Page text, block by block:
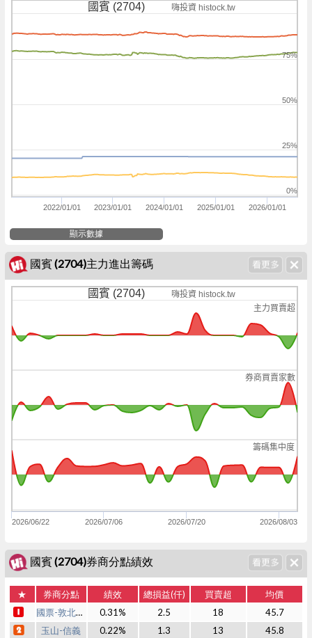
國賓 (2704) 嗨投資 histock.tw
2022/01/01 2023/01/01 2024/01/01 2025/01/01 2026/01/01
0%
25%
50%
75%
顯示數據
國賓 (2704)主力進出籌碼
主力買賣超
券商買賣家數
籌碼集中度
國賓 (2704) 嗨投資 histock.tw
2026/06/22 2026/07/06 2026/07/20 2026/08/03
國賓 (2704)券商分點績效
★ 券商分點 績效 總損益(仟) 買賣超
均價
國票-敦北法人
0.31% 2.5 18
45.7
玉山-信義
0.22% 1.3 13
45.8